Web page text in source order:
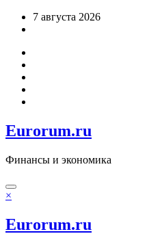
Перейти7 августа 2026
Eurorum.ru
Финансы и экономика
×
Eurorum.ru